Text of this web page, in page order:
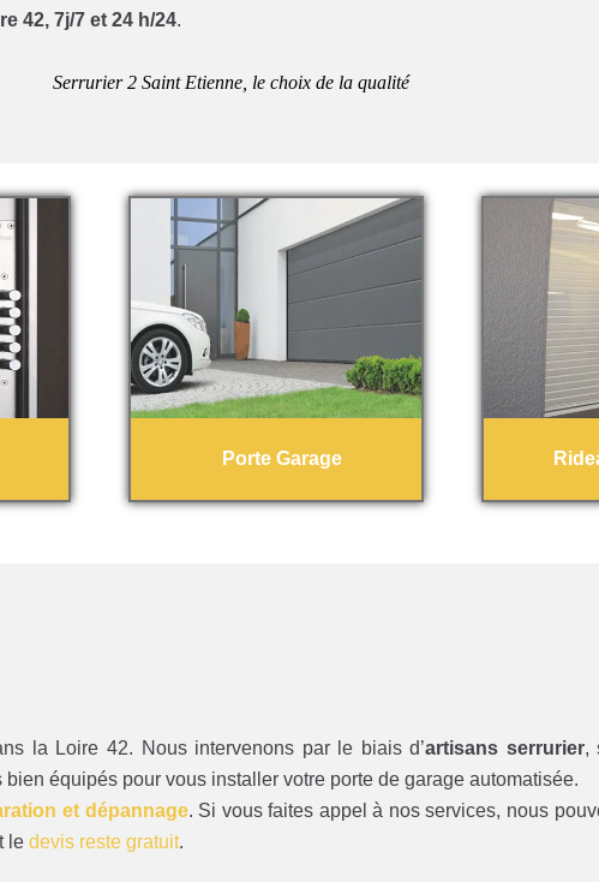
42, 7j/7 et 24 h/24.
Serrurier 2 Saint Etienne, le choix de la qualité
Porte Garage
la Loire 42. Nous intervenons par le biais d’artisans serrurier,
équipés pour vous installer votre porte de garage automatisée.
et dépannage. Si vous faites appel à nos services, nous
ledevis reste gratuit.